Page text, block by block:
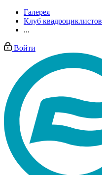
Галерея
Клуб квадроциклистов
...
Войти